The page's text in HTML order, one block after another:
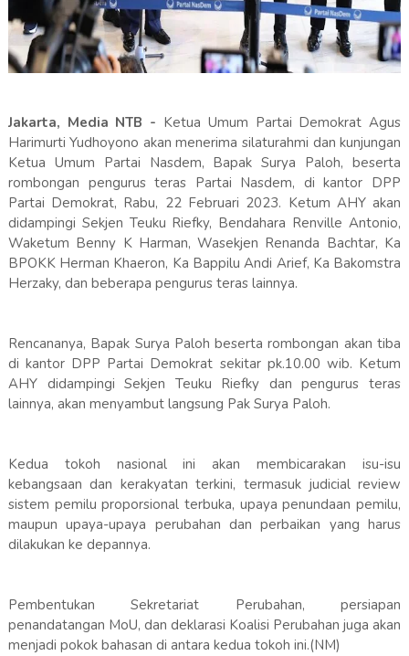
Jakarta, Media NTB - Ketua Umum Partai Demokrat Agus
Harimurti Yudhoyono akan menerima silaturahmi dan kunjungan
Ketua Umum Partai Nasdem, Bapak Surya Paloh, beserta
rombongan pengurus teras Partai Nasdem, di kantor DPP
Partai Demokrat, Rabu, 22 Februari 2023. Ketum AHY akan
didampingi Sekjen Teuku Riefky, Bendahara Renville Antonio,
Waketum Benny K Harman, Wasekjen Renanda Bachtar, Ka
BPOKK Herman Khaeron, Ka Bappilu Andi Arief, Ka Bakomstra
Herzaky, dan beberapa pengurus teras lainnya.
Rencananya, Bapak Surya Paloh beserta rombongan akan tiba
di kantor DPP Partai Demokrat sekitar pk.10.00 wib. Ketum
AHY didampingi Sekjen Teuku Riefky dan pengurus teras
lainnya, akan menyambut langsung Pak Surya Paloh.
Kedua tokoh nasional ini akan membicarakan isu-isu
kebangsaan dan kerakyatan terkini, termasuk judicial review
sistem pemilu proporsional terbuka, upaya penundaan pemilu,
maupun upaya-upaya perubahan dan perbaikan yang harus
dilakukan ke depannya.
Pembentukan Sekretariat Perubahan, persiapan
penandatangan MoU, dan deklarasi Koalisi Perubahan juga akan
menjadi pokok bahasan di antara kedua tokoh ini.(NM)